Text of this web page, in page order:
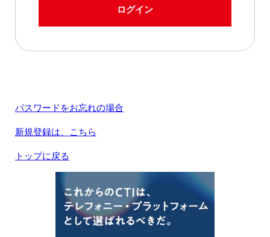
ログイン
パスワードをお忘れの場合
新規登録は、こちら
トップに戻る